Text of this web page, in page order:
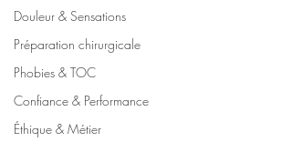
Douleur & Sensations
Préparation chirurgicale
Phobies & TOC
Confiance & Performance
Éthique & Métier